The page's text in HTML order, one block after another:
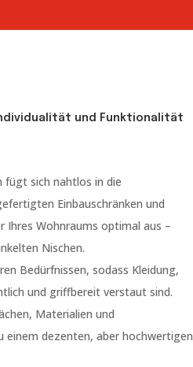
und Funktionalität
fügt sich nahtlos in die
Einbauschränken und
Ihres Wohnraums optimal aus –
Nischen.
Bedürfnissen, sodass Kleidung,
und griffbereit verstaut sind.
Materialien und
einem dezenten, aber hochwertigen